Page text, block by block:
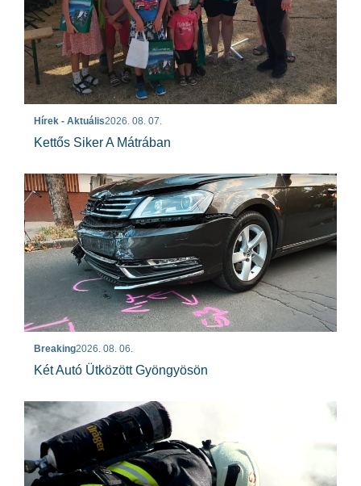
Hírek - Aktuális2026. 08. 07.
Kettős Siker A Mátrában
Breaking2026. 08. 06.
Két Autó Ütközött Gyöngyösön